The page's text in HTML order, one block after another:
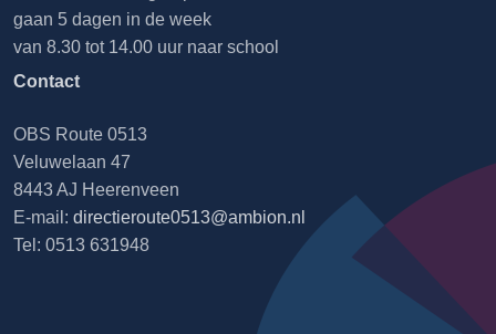
gaan 5 dagen in de week
van 8.30 tot 14.00 uur naar school
Contact
OBS Route 0513
Veluwelaan 47
8443 AJ Heerenveen
E-mail: directieroute0513@ambion.nl
Tel: 0513 631948